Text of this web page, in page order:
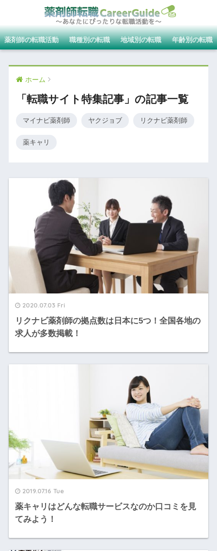
薬剤師の転職活動 職種別の転職 地域別の転職 年齢別の転職
ホーム
「転職サイト特集記事」の記事一覧
マイナビ薬剤師 ヤクジョブ リクナビ薬剤師
薬キャリ
2020.07.03 Fri
リクナビ薬剤師の拠点数は日本に5つ！全国各地の
求人が多数掲載！
2019.07.16 Tue
薬キャリはどんな転職サービスなのか口コミを見
てみよう！